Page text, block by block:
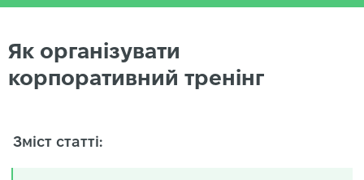
Як організувати
корпоративний тренінг
Зміст статті: